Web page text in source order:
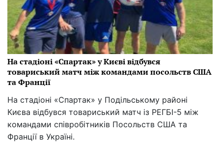
На стадіоні «Спартак» у Києві відбувся
товариський матч між командами посольств США
та Франції
На стадіоні «Спартак» у Подільському районі
Києва відбувся товариський матч із РЕГБІ-5 між
командами співробітників Посольств США та
Франції в Україні.